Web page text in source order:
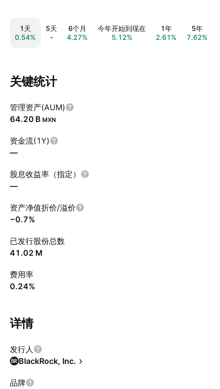
1天
0.54%
5天
-
6个月
4.27%
今年开始到现在
5.12%
1年
2.61%
5年
7.62%
关键统计
管理资产(AUM)
‪64.20 B‬ MXN
资金流(1Y)
—
股息收益率（指定）
—
资产净值折价/溢价
−0.7%
已发行股份总数
‪41.02 M‬
费用率
0.24%
详情
发行人
BlackRock, Inc.
品牌